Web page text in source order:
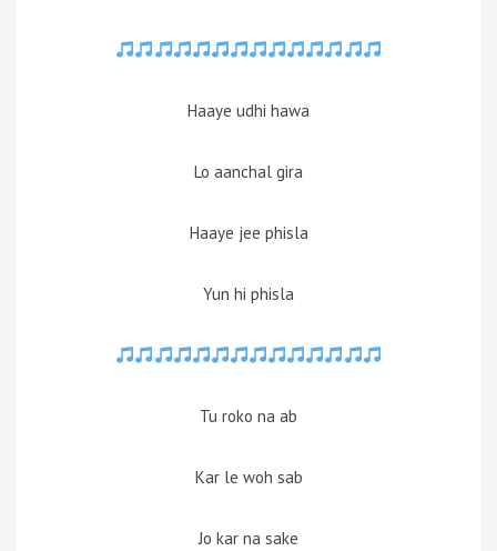
Haaye udhi hawa
Lo aanchal gira
Haaye jee phisla
Yun hi phisla
Tu roko na ab
Kar le woh sab
Jo kar na sake